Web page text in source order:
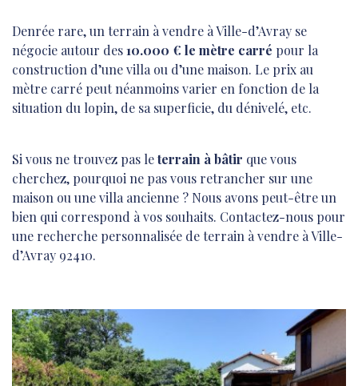
Denrée rare, un terrain à vendre à Ville-d’Avray se
négocie autour des10.000 € le mètre carré pour la
construction d’une villa ou d’une maison. Le prix au
mètre carré peut néanmoins varier en fonction de la
situation du lopin, de sa superficie, du dénivelé, etc.
Si vous ne trouvez pas leterrain à bâtir que vous
cherchez, pourquoi ne pas vous retrancher sur une
maison ou une villa ancienne ? Nous avons peut-être un
bien qui correspond à vos souhaits. Contactez-nous pour
une recherche personnalisée de terrain à vendre à Ville-
d’Avray 92410.